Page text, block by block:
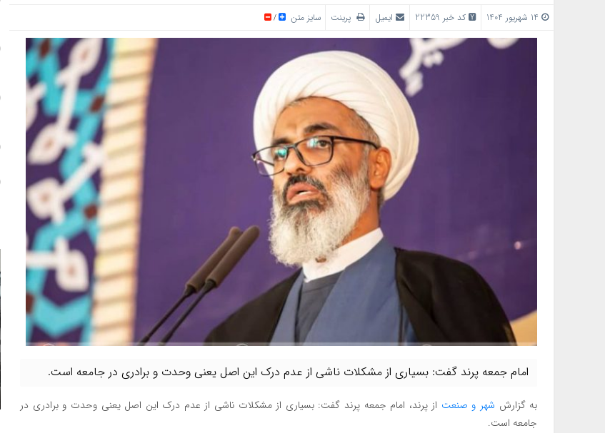
کد خبر 22359 ایمیل پرینت سایز متن /
امام جمعه پرند گفت: بسیاری از مشکلات ناشی از عدم درک این اصل یعنی وحدت و برادری در جامعه است.
به گزارش شهر و صنعت از پرند، امام جمعه پرند گفت: بسیاری از مشکلات ناشی از عدم درک این اصل یعنی وحدت و برادری در
جامعه است.